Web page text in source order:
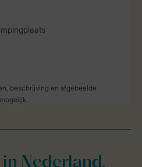
beschrijving en afgebeelde
Nederland,